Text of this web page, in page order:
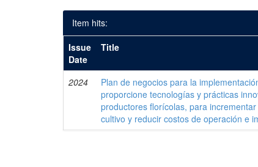
Item hits:
Issue
Date
Title
2024
Plan de negocios para la
proporcione tecnologías y prácticas
productores florícolas, para
cultivo y reducir costos de operación e